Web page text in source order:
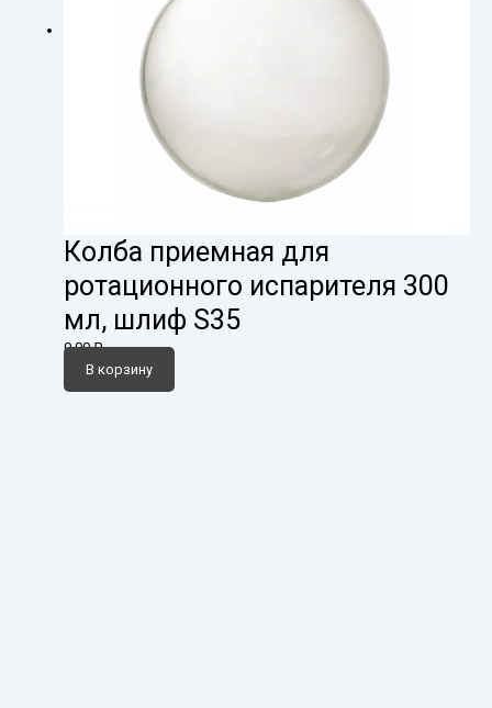
Колба приемная для
ротационного испарителя 300
мл, шлиф S35
0,00₽
В корзину